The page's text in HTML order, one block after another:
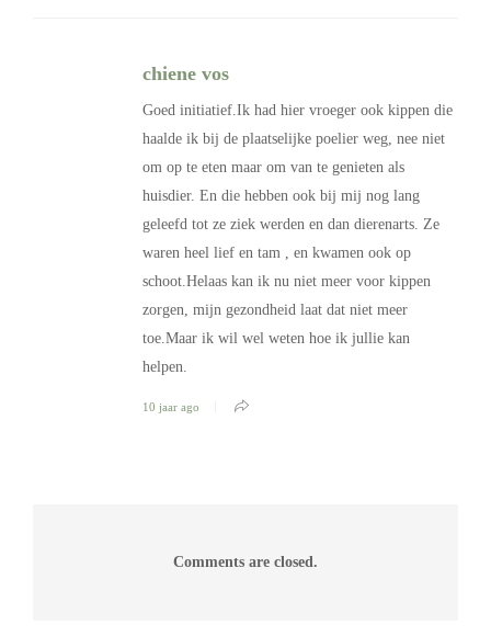
chiene vos
Goed initiatief.Ik had hier vroeger ook kippen die
haalde ik bij de plaatselijke poelier weg, nee niet
om op te eten maar om van te genieten als
huisdier. En die hebben ook bij mij nog lang
geleefd tot ze ziek werden en dan dierenarts. Ze
waren heel lief en tam , en kwamen ook op
schoot.Helaas kan ik nu niet meer voor kippen
zorgen, mijn gezondheid laat dat niet meer
toe.Maar ik wil wel weten hoe ik jullie kan
helpen.
10 jaar ago
Comments are closed.